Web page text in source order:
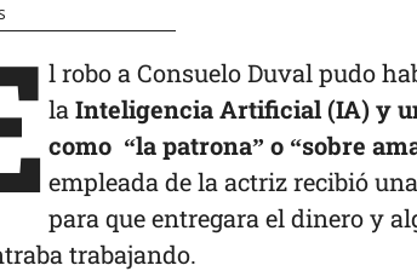
l robo a Consuelo Duval pudo
la Inteligencia Artificial (IA) y
como “la patrona” o “sobre
empleada de la actriz recibió
para que entregara el dinero y
trabajando.